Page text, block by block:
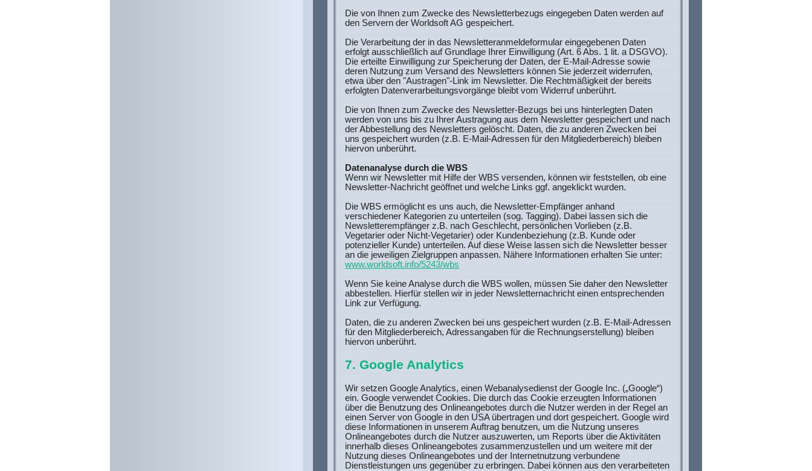
Die von Ihnen zum Zwecke des Newsletterbezugs eingegeben Daten werden auf
den Servern der Worldsoft AG gespeichert.
Die Verarbeitung der in das Newsletteranmeldeformular eingegebenen Daten
erfolgt ausschließlich auf Grundlage Ihrer Einwilligung (Art. 6 Abs. 1 lit. a DSGVO).
Die erteilte Einwilligung zur Speicherung der Daten, der E-Mail-Adresse sowie
deren Nutzung zum Versand des Newsletters können Sie jederzeit widerrufen,
etwa über den "Austragen"-Link im Newsletter. Die Rechtmäßigkeit der bereits
erfolgten Datenverarbeitungsvorgänge bleibt vom Widerruf unberührt.
Die von Ihnen zum Zwecke des Newsletter-Bezugs bei uns hinterlegten Daten
werden von uns bis zu Ihrer Austragung aus dem Newsletter gespeichert und nach
der Abbestellung des Newsletters gelöscht. Daten, die zu anderen Zwecken bei
uns gespeichert wurden (z.B. E-Mail-Adressen für den Mitgliederbereich) bleiben
hiervon unberührt.
Datenanalyse durch die WBS
Wenn wir Newsletter mit Hilfe der WBS versenden, können wir feststellen, ob eine
Newsletter-Nachricht geöffnet und welche Links ggf. angeklickt wurden.
Die WBS ermöglicht es uns auch, die Newsletter-Empfänger anhand
verschiedener Kategorien zu unterteilen (sog. Tagging). Dabei lassen sich die
Newsletterempfänger z.B. nach Geschlecht, persönlichen Vorlieben (z.B.
Vegetarier oder Nicht-Vegetarier) oder Kundenbeziehung (z.B. Kunde oder
potenzieller Kunde) unterteilen. Auf diese Weise lassen sich die Newsletter besser
an die jeweiligen Zielgruppen anpassen. Nähere Informationen erhalten Sie unter:
www.worldsoft.info/5243/wbs
Wenn Sie keine Analyse durch die WBS wollen, müssen Sie daher den Newsletter
abbestellen. Hierfür stellen wir in jeder Newsletternachricht einen entsprechenden
Link zur Verfügung.
Daten, die zu anderen Zwecken bei uns gespeichert wurden (z.B. E-Mail-Adressen
für den Mitgliederbereich, Adressangaben für die Rechnungserstellung) bleiben
hiervon unberührt.
7. Google Analytics
Wir setzen Google Analytics, einen Webanalysedienst der Google Inc. („Google“)
ein. Google verwendet Cookies. Die durch das Cookie erzeugten Informationen
über die Benutzung des Onlineangebotes durch die Nutzer werden in der Regel an
einen Server von Google in den USA übertragen und dort gespeichert. Google wird
diese Informationen in unserem Auftrag benutzen, um die Nutzung unseres
Onlineangebotes durch die Nutzer auszuwerten, um Reports über die Aktivitäten
innerhalb dieses Onlineangebotes zusammenzustellen und um weitere mit der
Nutzung dieses Onlineangebotes und der Internetnutzung verbundene
Dienstleistungen uns gegenüber zu erbringen. Dabei können aus den verarbeiteten